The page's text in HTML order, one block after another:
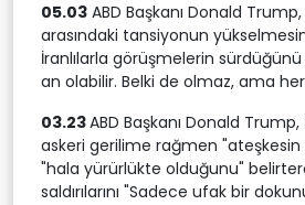
05.03 ABD Başkanı Donald
arasındaki tansiyonun
İranlılarla görüşmelerin
an olabilir. Belki de olmaz, ama
03.23ABD Başkanı Donald
askeri gerilime rağmen
"hala yürürlükte olduğunu"
saldırılarını "Sadece ufak bir